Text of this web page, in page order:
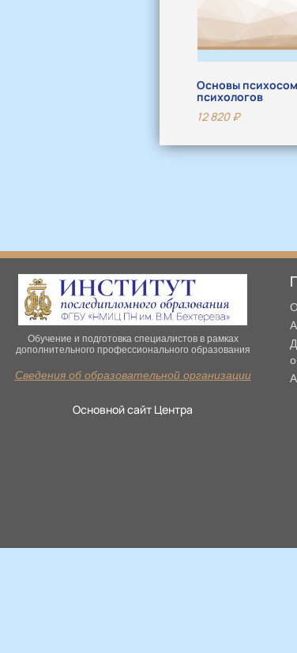
Основы
психологов
12 820₽
Обучение и подготовка специалистов в рамках
дополнительного профессионального образования
Сведения об образовательной организации
Основной сайт Центра